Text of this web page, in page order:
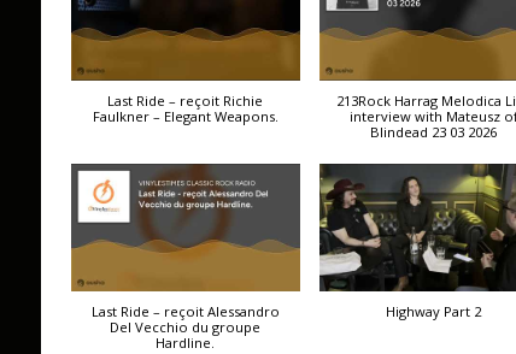
Last Ride – reçoit Richie
Faulkner – Elegant Weapons.
213Rock Harrag Melodica
interview with Mateusz
Blindead 23 03 2026
Last Ride – reçoit Alessandro
Del Vecchio du groupe
Hardline.
Highway Part 2